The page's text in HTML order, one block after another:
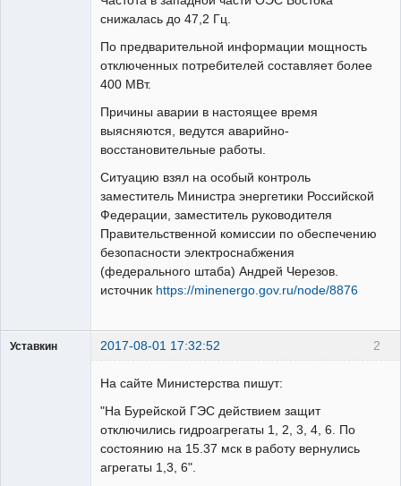
снижалась до 47,2 Гц.
По предварительной информации мощность
отключенных потребителей составляет более
400 МВт.
Причины аварии в настоящее время
выясняются, ведутся аварийно-
восстановительные работы.
Ситуацию взял на особый контроль
заместитель Министра энергетики Российской
Федерации, заместитель руководителя
Правительственной комиссии по обеспечению
безопасности электроснабжения
(федерального штаба) Андрей Черезов.
источник https://minenergo.gov.ru/node/8876
2
Уставкин 2017-08-01 17:32:52
На сайте Министерства пишут:
"На Бурейской ГЭС действием защит
отключились гидроагрегаты 1, 2, 3, 4, 6. По
состоянию на 15.37 мск в работу вернулись
агрегаты 1,3, 6".